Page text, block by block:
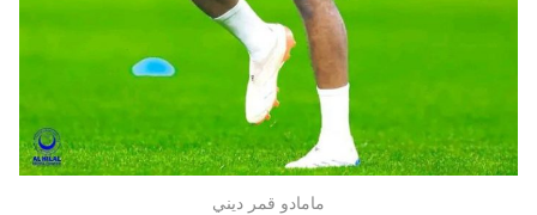
مامادو قمر ديني